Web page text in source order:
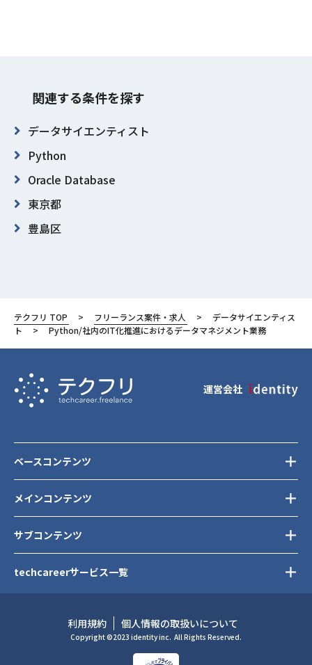
関連する条件を探す
データサイエンティスト
Python
Oracle Database
東京都
豊島区
テクフリ TOP フリーランス案件・求人
データサイエンティス
ト
Python/社内のIT化推進におけるデータマネジメント業務
運営会社
メインコンテンツ
サブコンテンツ
ベースコンテンツ
techcareerサービス一覧
利用規約 個人情報の取扱いについて
Copyright ©2023 identity inc. All Rights Reserved.